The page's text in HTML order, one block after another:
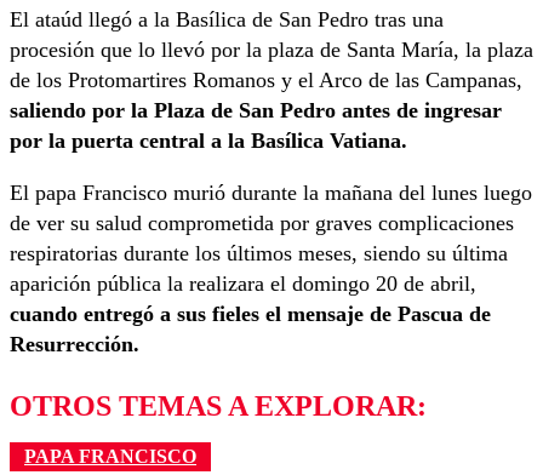
El ataúd llegó a la Basílica de San Pedro tras una
procesión que lo llevó por la plaza de Santa María, la plaza
de los Protomartires Romanos y el Arco de las Campanas,
saliendo por la Plaza de San Pedro antes de ingresar
por la puerta central a la Basílica Vatiana.
El papa Francisco murió durante la mañana del lunes luego
de ver su salud comprometida por graves complicaciones
respiratorias durante los últimos meses, siendo su última
aparición pública la realizara el domingo 20 de abril,
cuando entregó a sus fieles el mensaje de Pascua de
Resurrección.
OTROS TEMAS A EXPLORAR:
PAPA FRANCISCO